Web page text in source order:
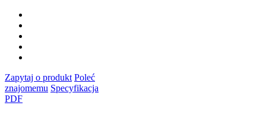
Zapytaj o produkt Poleć
znajomemu Specyfikacja
PDF